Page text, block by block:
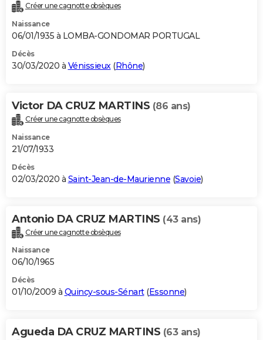
Créer une cagnotte obsèques
Naissance
06/01/1935 à LOMBA-GONDOMAR PORTUGAL
Décès
30/03/2020 à Vénissieux(Rhône)
Victor DA CRUZ MARTINS (86 ans)
Créer une cagnotte obsèques
Naissance
21/07/1933
Décès
02/03/2020 à Saint-Jean-de-Maurienne (Savoie)
Antonio DA CRUZ MARTINS (43 ans)
Créer une cagnotte obsèques
Naissance
06/10/1965
Décès
01/10/2009 à Quincy-sous-Sénart(Essonne)
Agueda DA CRUZ MARTINS (63 ans)